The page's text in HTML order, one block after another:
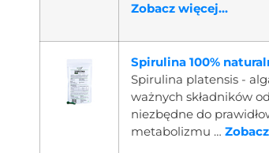
Zobacz więcej...
Spirulina 100%
Spirulina platensis -
ważnych składników
niezbędne do
metabolizmu …